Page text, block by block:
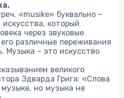
«musike» буквально –
который
через звуковые
различные переживания
– это искусство
великого
Эдварда Грига: «Слова
но музыка не